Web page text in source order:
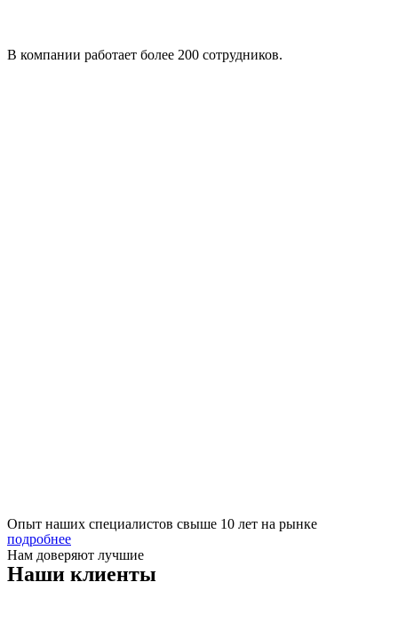
В компании работает более 200 сотрудников.
Опыт наших специалистов свыше 10 лет на рынке
подробнее
Нам доверяют лучшие
Наши клиенты